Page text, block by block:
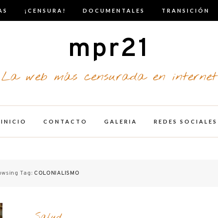
¡CENSURA! DOCUMENTALES TRANSICIÓN
mpr21
La web más censurada en internet
INICIO CONTACTO GALERIA REDES SOCIALES
Tag: COLONIALISMO